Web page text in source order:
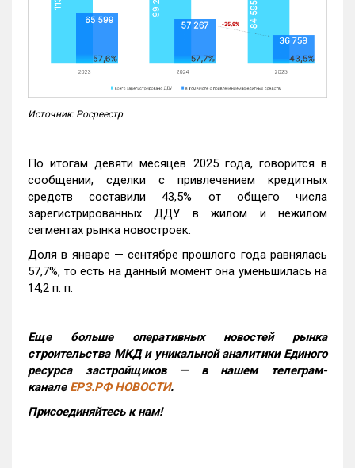
Источник: Росреестр
По итогам девяти месяцев 2025 года, говорится в
сообщении, сделки с привлечением кредитных
средств составили 43,5% от общего числа
зарегистрированных ДДУ в жилом и нежилом
сегментах рынка новостроек.
Доля в январе — сентябре прошлого года равнялась
57,7%, то есть на данный момент она уменьшилась на
14,2 п. п.
Еще больше оперативных новостей рынка
строительства МКД и уникальной аналитики Единого
ресурса застройщиков — в нашем телеграм-
канале ЕРЗ.РФ НОВОСТИ.
Присоединяйтесь к нам!